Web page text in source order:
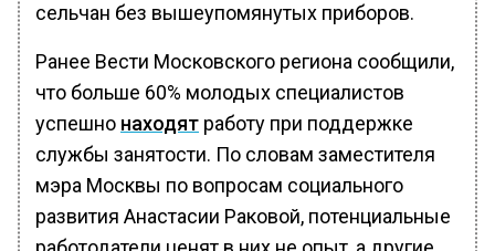
сельчан без вышеупомянутых приборов.
Ранее Вести Московского региона сообщили,
что больше 60% молодых специалистов
успешно находят работу при поддержке
службы занятости. По словам заместителя
мэра Москвы по вопросам социального
развития Анастасии Раковой, потенциальные